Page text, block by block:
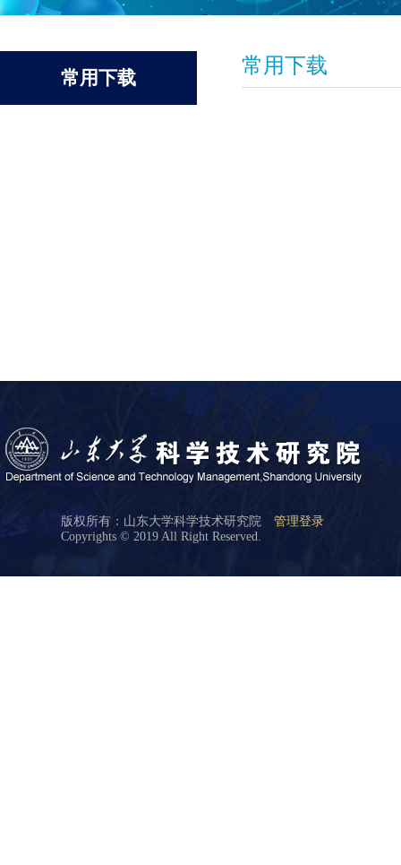
常用下载
常用下载
版权所有：山东大学科学技术研究院 管理登录
Copyrights © 2019 All Right Reserved.